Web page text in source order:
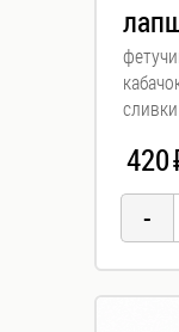
сливки
420